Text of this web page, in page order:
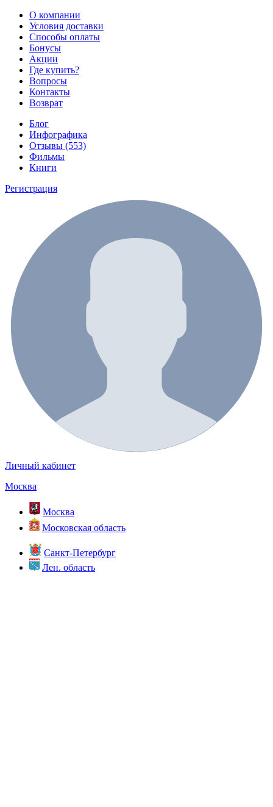
О компании
Условия доставки
Способы оплаты
Бонусы
Акции
Где купить?
Вопросы
Контакты
Возврат
Блог
Инфографика
Отзывы (553)
Фильмы
Книги
Регистрация
Личный кабинет
Москва
Москва
Московская область
Санкт-Петербург
Лен. область